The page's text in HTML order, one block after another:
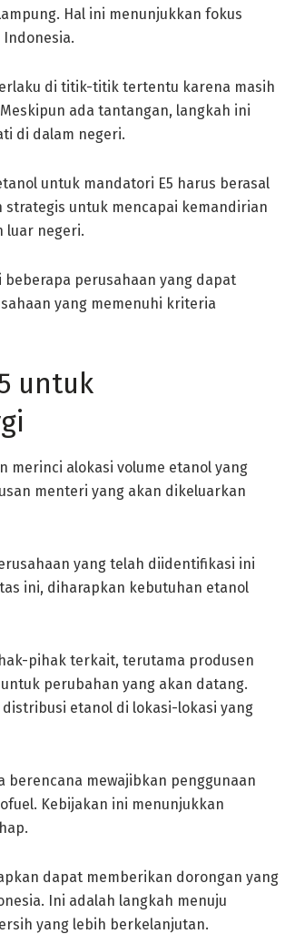
Hal ini menunjukkan fokus
di titik-titik tertentu karena masih
ada tantangan, langkah ini
di dalam negeri.
untuk mandatori E5 harus berasal
untuk mencapai kemandirian
luar negeri.
perusahaan yang dapat
yang memenuhi kriteria
untuk
merinci alokasi volume etanol yang
menteri yang akan dikeluarkan
yang telah diidentifikasi ini
ini, diharapkan kebutuhan etanol
pihak terkait, terutama produsen
perubahan yang akan datang.
etanol di lokasi-lokasi yang
berencana mewajibkan penggunaan
Kebijakan ini menunjukkan
dapat memberikan dorongan yang
Ini adalah langkah menuju
yang lebih berkelanjutan.